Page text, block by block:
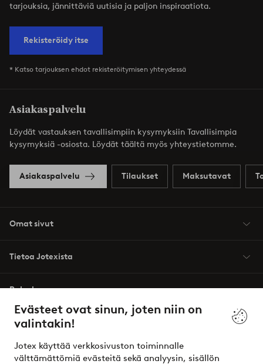
Evästeet ovat sinun, joten niin on
valintakin!
Jotex käyttää verkkosivuston toiminnalle
välttämättömiä evästeitä sekä analyysin, sisällön
tarjouksia, jännittäviä uutisia ja paljon inspiraatiota.
Rekisteröidy itse
* Katso tarjouksen ehdot rekisteröitymisen yhteydessä
Asiakaspalvelu
Löydät vastauksen tavallisimpiin kysymyksiin Tavallisimpia
kysymyksiä -osiosta. Löydät täältä myös yhteystietomme.
Asiakaspalvelu Tilaukset Maksutavat
Omat sivut
Tietoa Jotexista
Palvelumme
Ehdot
Ystävät